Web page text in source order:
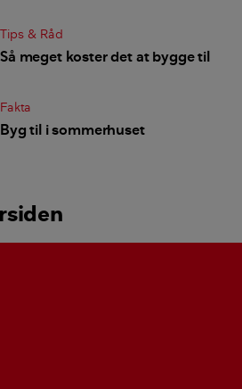
Tips & Råd
Så meget koster det at bygge til
Fakta
Byg til i sommerhuset